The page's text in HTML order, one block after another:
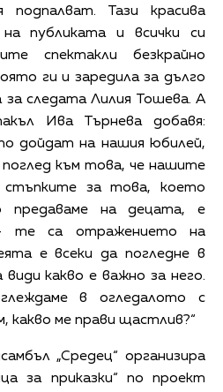
подпалват. Тази красива
публиката и всички си
спектакли безкрайно
ги и заредила за дълго
за следата Лилия Тошева. А
Ива Търнева добавя:
дойдат на нашия юбилей,
към това, че нашите
за това, което
предаваме на децата, е
те са отражението на
е всеки да погледне в
какво е важно за него.
в огледалото с
какво ме прави щастлив?“
„Средец“ организира
за приказки“ по проект